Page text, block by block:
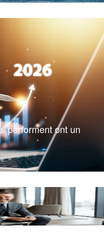
performent ont un